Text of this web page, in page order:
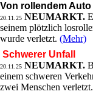
Von rollendem
20.11.25 NEUMARKT.
seinem plötzlich
wurde verletzt. (Mehr)
Schwerer Unfall
20.11.25 NEUMARKT.
einem schweren
zwei Menschen verletzt.